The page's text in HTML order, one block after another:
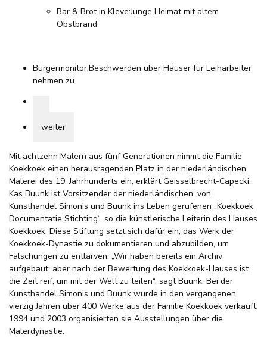
Bar & Brot in Kleve:Junge Heimat mit altem
Obstbrand
Bürgermonitor:Beschwerden über Häuser für Leiharbeiter
nehmen zu
weiter
Mit achtzehn Malern aus fünf Generationen nimmt die Familie
Koekkoek einen herausragenden Platz in der niederländischen
Malerei des 19. Jahrhunderts ein, erklärt Geisselbrecht-Capecki.
Kas Buunk ist Vorsitzender der niederländischen, von
Kunsthandel Simonis und Buunk ins Leben gerufenen „Koekkoek
Documentatie Stichting“, so die künstlerische Leiterin des Hauses
Koekkoek. Diese Stiftung setzt sich dafür ein, das Werk der
Koekkoek-Dynastie zu dokumentieren und abzubilden, um
Fälschungen zu entlarven. „Wir haben bereits ein Archiv
aufgebaut, aber nach der Bewertung des Koekkoek-Hauses ist
die Zeit reif, um mit der Welt zu teilen“, sagt Buunk. Bei der
Kunsthandel Simonis und Buunk wurde in den vergangenen
vierzig Jahren über 400 Werke aus der Familie Koekkoek verkauft.
1994 und 2003 organisierten sie Ausstellungen über die
Malerdynastie.